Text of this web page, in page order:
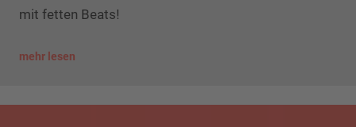
mit fetten Beats!
mehr lesen